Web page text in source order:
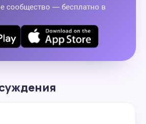
сообщество — бесплатно в